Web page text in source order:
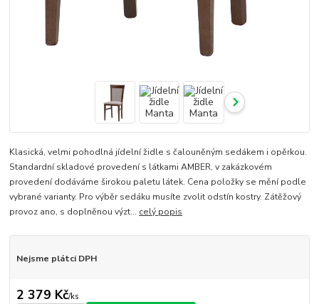
Klasická, velmi pohodlná jídelní židle s čalouněným sedákem i opěrkou.
Standardní skladové provedení s látkami AMBER, v zakázkovém
provedení dodáváme širokou paletu látek. Cena položky se mění podle
vybrané varianty. Pro výběr sedáku musíte zvolit odstín kostry. Zátěžový
provoz ano, s doplněnou výzt... celý popis
Nejsme plátci DPH
2 379 Kč/ks